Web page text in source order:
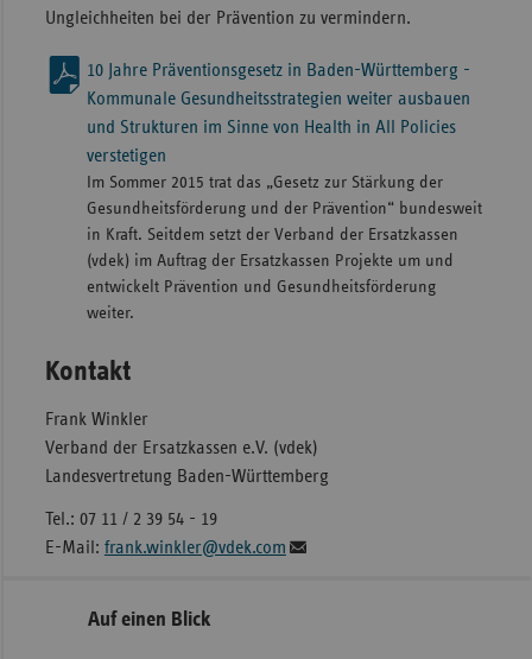
Ungleichheiten bei der Prävention zu vermindern.
10 Jahre Präventionsgesetz in Baden-Württemberg -
Kommunale Gesundheitsstrategien weiter ausbauen
und Strukturen im Sinne von Health in All Policies
verstetigen
Im Sommer 2015 trat das „Gesetz zur Stärkung der
Gesundheitsförderung und der Prävention“ bundesweit
in Kraft. Seitdem setzt der Verband der Ersatzkassen
(vdek) im Auftrag der Ersatzkassen Projekte um und
entwickelt Prävention und Gesundheitsförderung
weiter.
Kontakt
Frank Winkler
Verband der Ersatzkassen e.V. (vdek)
Landesvertretung Baden-Württemberg
Tel.: 07 11 / 2 39 54 - 19
E-Mail: frank.winkler@vdek.com
Seitennavigation
SeitenleisteAuf einen Blick